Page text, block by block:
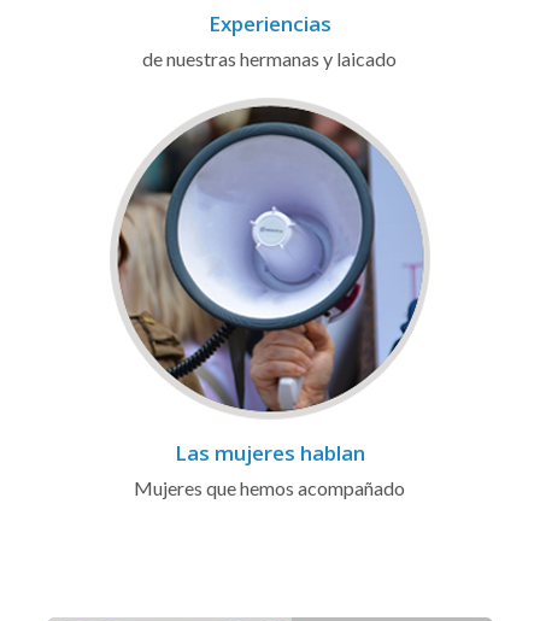
Experiencias
de nuestras hermanas y laicado
Las mujeres hablan
Mujeres que hemos acompañado